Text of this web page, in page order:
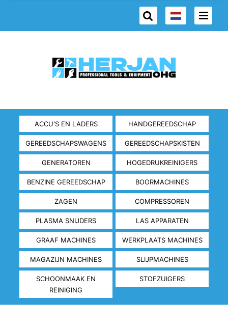
ACCU'S EN LADERS HANDGEREEDSCHAP
GEREEDSCHAPSWAGENS GEREEDSCHAPSKISTEN
GENERATOREN HOGEDRUKREINIGERS
BENZINE GEREEDSCHAP BOORMACHINES
ZAGEN COMPRESSOREN
PLASMA SNIJDERS LAS APPARATEN
GRAAF MACHINES WERKPLAATS MACHINES
MAGAZIJN MACHINES SLIJPMACHINES
SCHOONMAAK EN
REINIGING
STOFZUIGERS